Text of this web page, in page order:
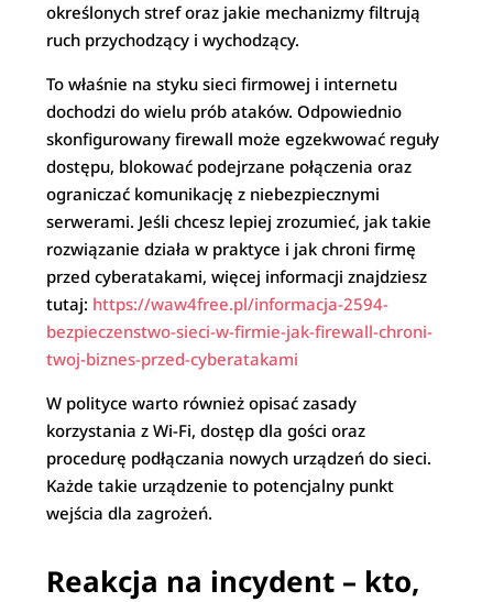
określonych stref oraz jakie mechanizmy filtrują
ruch przychodzący i wychodzący.
To właśnie na styku sieci firmowej i internetu
dochodzi do wielu prób ataków. Odpowiednio
skonfigurowany firewall może egzekwować reguły
dostępu, blokować podejrzane połączenia oraz
ograniczać komunikację z niebezpiecznymi
serwerami. Jeśli chcesz lepiej zrozumieć, jak takie
rozwiązanie działa w praktyce i jak chroni firmę
przed cyberatakami, więcej informacji znajdziesz
tutaj: https://waw4free.pl/informacja-2594-
bezpieczenstwo-sieci-w-firmie-jak-firewall-chroni-
twoj-biznes-przed-cyberatakami
W polityce warto również opisać zasady
korzystania z Wi-Fi, dostęp dla gości oraz
procedurę podłączania nowych urządzeń do sieci.
Każde takie urządzenie to potencjalny punkt
wejścia dla zagrożeń.
Reakcja na incydent – kto,